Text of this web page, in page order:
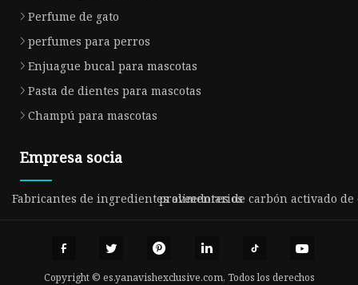
Perfume de gato
perfumes para perros
Enjuague bucal para mascotas
Pasta de dientes para mascotas
Champú para mascotas
Empresa socia
Fabricantes de ingredientes alimentariosproveedores de carbón activado de
Copyright © es.yanavishexclusive.com, Todos los derechos